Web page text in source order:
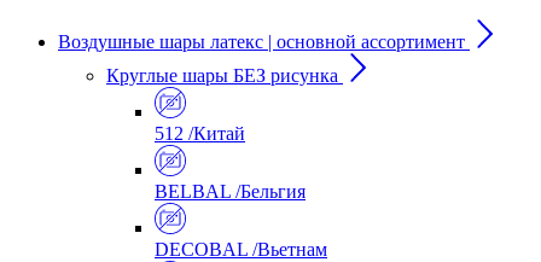
Воздушные шары латекс | основной ассортимент
Круглые шары БЕЗ рисунка
512 /Китай
BELBAL /Бельгия
DECOBAL /Вьетнам